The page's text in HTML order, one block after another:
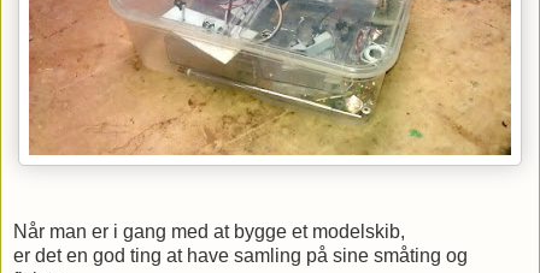
Når man er i gang med at bygge et modelskib,
er det en god ting at have samling på sine småting og